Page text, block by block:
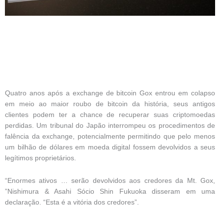
Quatro anos após a exchange de bitcoin Gox entrou em colapso
em meio ao maior roubo de bitcoin da história, seus antigos
clientes podem ter a chance de recuperar suas criptomoedas
perdidas. Um tribunal do Japão interrompeu os procedimentos de
falência da exchange, potencialmente permitindo que pelo menos
um bilhão de dólares em moeda digital fossem devolvidos a seus
legítimos proprietários.
“Enormes ativos … serão devolvidos aos credores da Mt. Gox,
”Nishimura & Asahi Sócio Shin Fukuoka disseram em uma
declaração. “Esta é a vitória dos credores”.